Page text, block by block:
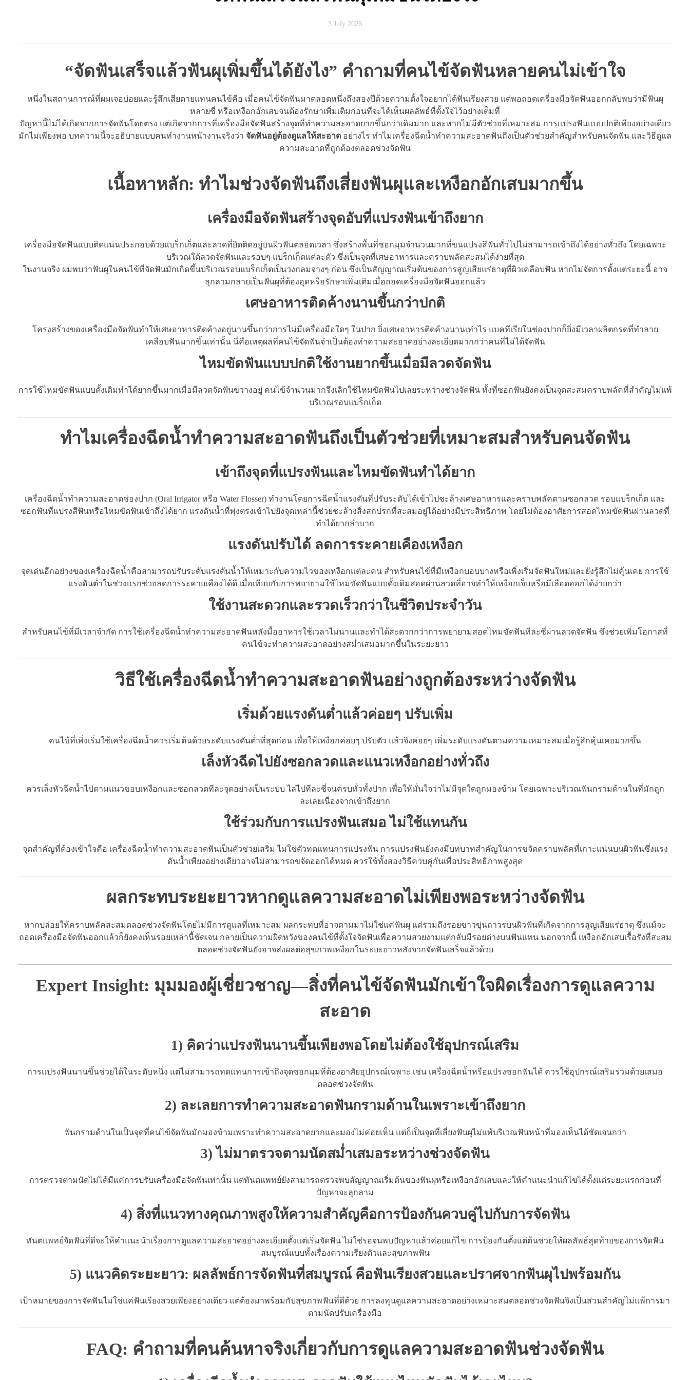
3 July 2026
“จัดฟันเสร็จแล้วฟันผุเพิ่มขึ้นได้ยังไง” คำถามที่คนไข้จัดฟันหลายคนไม่เข้าใจ
หนึ่งในสถานการณ์ที่ผมเจอบ่อยและรู้สึกเสียดายแทนคนไข้คือ เมื่อคนไข้จัดฟันมาตลอดหนึ่งถึงสองปีด้วยความตั้งใจอยากได้ฟันเรียงสวย แต่พอถอดเครื่องมือจัดฟันออกกลับพบว่ามีฟันผุ
หลายซี่ หรือเหงือกอักเสบจนต้องรักษาเพิ่มเติมก่อนที่จะได้เห็นผลลัพธ์ที่ตั้งใจไว้อย่างเต็มที่
ปัญหานี้ไม่ได้เกิดจากการจัดฟันโดยตรง แต่เกิดจากการที่เครื่องมือจัดฟันสร้างจุดที่ทำความสะอาดยากขึ้นกว่าเดิมมาก และหากไม่มีตัวช่วยที่เหมาะสม การแปรงฟันแบบปกติเพียงอย่างเดียว
มักไม่เพียงพอ บทความนี้จะอธิบายแบบคนทำงานหน้างานจริงว่า จัดฟันอยู่ต้องดูแลให้สะอาด อย่างไร ทำไมเครื่องฉีดน้ำทำความสะอาดฟันถึงเป็นตัวช่วยสำคัญสำหรับคนจัดฟัน และวิธีดูแล
ความสะอาดที่ถูกต้องตลอดช่วงจัดฟัน
เนื้อหาหลัก: ทำไมช่วงจัดฟันถึงเสี่ยงฟันผุและเหงือกอักเสบมากขึ้น
เครื่องมือจัดฟันสร้างจุดอับที่แปรงฟันเข้าถึงยาก
เครื่องมือจัดฟันแบบติดแน่นประกอบด้วยแบร็กเก็ตและลวดที่ยึดติดอยู่บนผิวฟันตลอดเวลา ซึ่งสร้างพื้นที่ซอกมุมจำนวนมากที่ขนแปรงสีฟันทั่วไปไม่สามารถเข้าถึงได้อย่างทั่วถึง โดยเฉพาะ
บริเวณใต้ลวดจัดฟันและรอบๆ แบร็กเก็ตแต่ละตัว ซึ่งเป็นจุดที่เศษอาหารและคราบพลัคสะสมได้ง่ายที่สุด
ในงานจริง ผมพบว่าฟันผุในคนไข้ที่จัดฟันมักเกิดขึ้นบริเวณรอบแบร็กเก็ตเป็นวงกลมจางๆ ก่อน ซึ่งเป็นสัญญาณเริ่มต้นของการสูญเสียแร่ธาตุที่ผิวเคลือบฟัน หากไม่จัดการตั้งแต่ระยะนี้ อาจ
ลุกลามกลายเป็นฟันผุที่ต้องอุดหรือรักษาเพิ่มเติมเมื่อถอดเครื่องมือจัดฟันออกแล้ว
เศษอาหารติดค้างนานขึ้นกว่าปกติ
โครงสร้างของเครื่องมือจัดฟันทำให้เศษอาหารติดค้างอยู่นานขึ้นกว่าการไม่มีเครื่องมือใดๆ ในปาก ยิ่งเศษอาหารติดค้างนานเท่าไร แบคทีเรียในช่องปากก็ยิ่งมีเวลาผลิตกรดที่ทำลาย
เคลือบฟันมากขึ้นเท่านั้น นี่คือเหตุผลที่คนไข้จัดฟันจำเป็นต้องทำความสะอาดอย่างละเอียดมากกว่าคนที่ไม่ได้จัดฟัน
ไหมขัดฟันแบบปกติใช้งานยากขึ้นเมื่อมีลวดจัดฟัน
การใช้ไหมขัดฟันแบบดั้งเดิมทำได้ยากขึ้นมากเมื่อมีลวดจัดฟันขวางอยู่ คนไข้จำนวนมากจึงเลิกใช้ไหมขัดฟันไปเลยระหว่างช่วงจัดฟัน ทั้งที่ซอกฟันยังคงเป็นจุดสะสมคราบพลัคที่สำคัญไม่แพ้
บริเวณรอบแบร็กเก็ต
ทำไมเครื่องฉีดน้ำทำความสะอาดฟันถึงเป็นตัวช่วยที่เหมาะสมสำหรับคนจัดฟัน
เข้าถึงจุดที่แปรงฟันและไหมขัดฟันทำได้ยาก
เครื่องฉีดน้ำทำความสะอาดช่องปาก (Oral Irrigator หรือ Water Flosser) ทำงานโดยการฉีดน้ำแรงดันที่ปรับระดับได้เข้าไปชะล้างเศษอาหารและคราบพลัคตามซอกลวด รอบแบร็กเก็ต และ
ซอกฟันที่แปรงสีฟันหรือไหมขัดฟันเข้าถึงได้ยาก แรงดันน้ำที่พุ่งตรงเข้าไปยังจุดเหล่านี้ช่วยชะล้างสิ่งสกปรกที่สะสมอยู่ได้อย่างมีประสิทธิภาพ โดยไม่ต้องอาศัยการสอดไหมขัดฟันผ่านลวดที่
ทำได้ยากลำบาก
แรงดันปรับได้ ลดการระคายเคืองเหงือก
จุดเด่นอีกอย่างของเครื่องฉีดน้ำคือสามารถปรับระดับแรงดันน้ำให้เหมาะกับความไวของเหงือกแต่ละคน สำหรับคนไข้ที่มีเหงือกบอบบางหรือเพิ่งเริ่มจัดฟันใหม่และยังรู้สึกไม่คุ้นเคย การใช้
แรงดันต่ำในช่วงแรกช่วยลดการระคายเคืองได้ดี เมื่อเทียบกับการพยายามใช้ไหมขัดฟันแบบดั้งเดิมสอดผ่านลวดที่อาจทำให้เหงือกเจ็บหรือมีเลือดออกได้ง่ายกว่า
ใช้งานสะดวกและรวดเร็วกว่าในชีวิตประจำวัน
สำหรับคนไข้ที่มีเวลาจำกัด การใช้เครื่องฉีดน้ำทำความสะอาดฟันหลังมื้ออาหารใช้เวลาไม่นานและทำได้สะดวกกว่าการพยายามสอดไหมขัดฟันทีละซี่ผ่านลวดจัดฟัน ซึ่งช่วยเพิ่มโอกาสที่
คนไข้จะทำความสะอาดอย่างสม่ำเสมอมากขึ้นในระยะยาว
วิธีใช้เครื่องฉีดน้ำทำความสะอาดฟันอย่างถูกต้องระหว่างจัดฟัน
เริ่มด้วยแรงดันต่ำแล้วค่อยๆ ปรับเพิ่ม
คนไข้ที่เพิ่งเริ่มใช้เครื่องฉีดน้ำควรเริ่มต้นด้วยระดับแรงดันต่ำที่สุดก่อน เพื่อให้เหงือกค่อยๆ ปรับตัว แล้วจึงค่อยๆ เพิ่มระดับแรงดันตามความเหมาะสมเมื่อรู้สึกคุ้นเคยมากขึ้น
เล็งหัวฉีดไปยังซอกลวดและแนวเหงือกอย่างทั่วถึง
ควรเล็งหัวฉีดน้ำไปตามแนวขอบเหงือกและซอกลวดทีละจุดอย่างเป็นระบบ ไล่ไปทีละซี่จนครบทั่วทั้งปาก เพื่อให้มั่นใจว่าไม่มีจุดใดถูกมองข้าม โดยเฉพาะบริเวณฟันกรามด้านในที่มักถูก
ละเลยเนื่องจากเข้าถึงยาก
ใช้ร่วมกับการแปรงฟันเสมอ ไม่ใช้แทนกัน
จุดสำคัญที่ต้องเข้าใจคือ เครื่องฉีดน้ำทำความสะอาดฟันเป็นตัวช่วยเสริม ไม่ใช่ตัวทดแทนการแปรงฟัน การแปรงฟันยังคงมีบทบาทสำคัญในการขจัดคราบพลัคที่เกาะแน่นบนผิวฟันซึ่งแรง
ดันน้ำเพียงอย่างเดียวอาจไม่สามารถขจัดออกได้หมด ควรใช้ทั้งสองวิธีควบคู่กันเพื่อประสิทธิภาพสูงสุด
ผลกระทบระยะยาวหากดูแลความสะอาดไม่เพียงพอระหว่างจัดฟัน
หากปล่อยให้คราบพลัคสะสมตลอดช่วงจัดฟันโดยไม่มีการดูแลที่เหมาะสม ผลกระทบที่อาจตามมาไม่ใช่แค่ฟันผุ แต่รวมถึงรอยขาวขุ่นถาวรบนผิวฟันที่เกิดจากการสูญเสียแร่ธาตุ ซึ่งแม้จะ
ถอดเครื่องมือจัดฟันออกแล้วก็ยังคงเห็นรอยเหล่านี้ชัดเจน กลายเป็นความผิดหวังของคนไข้ที่ตั้งใจจัดฟันเพื่อความสวยงามแต่กลับมีรอยด่างบนฟันแทน นอกจากนี้ เหงือกอักเสบเรื้อรังที่สะสม
ตลอดช่วงจัดฟันยังอาจส่งผลต่อสุขภาพเหงือกในระยะยาวหลังจากจัดฟันเสร็จแล้วด้วย
Expert Insight: มุมมองผู้เชี่ยวชาญ—สิ่งที่คนไข้จัดฟันมักเข้าใจผิดเรื่องการดูแลความ
สะอาด
1) คิดว่าแปรงฟันนานขึ้นเพียงพอโดยไม่ต้องใช้อุปกรณ์เสริม
การแปรงฟันนานขึ้นช่วยได้ในระดับหนึ่ง แต่ไม่สามารถทดแทนการเข้าถึงจุดซอกมุมที่ต้องอาศัยอุปกรณ์เฉพาะ เช่น เครื่องฉีดน้ำหรือแปรงซอกฟันได้ ควรใช้อุปกรณ์เสริมร่วมด้วยเสมอ
ตลอดช่วงจัดฟัน
2) ละเลยการทำความสะอาดฟันกรามด้านในเพราะเข้าถึงยาก
ฟันกรามด้านในเป็นจุดที่คนไข้จัดฟันมักมองข้ามเพราะทำความสะอาดยากและมองไม่ค่อยเห็น แต่ก็เป็นจุดที่เสี่ยงฟันผุไม่แพ้บริเวณฟันหน้าที่มองเห็นได้ชัดเจนกว่า
3) ไม่มาตรวจตามนัดสม่ำเสมอระหว่างช่วงจัดฟัน
การตรวจตามนัดไม่ได้มีแค่การปรับเครื่องมือจัดฟันเท่านั้น แต่ทันตแพทย์ยังสามารถตรวจพบสัญญาณเริ่มต้นของฟันผุหรือเหงือกอักเสบและให้คำแนะนำแก้ไขได้ตั้งแต่ระยะแรกก่อนที่
ปัญหาจะลุกลาม
4) สิ่งที่แนวทางคุณภาพสูงให้ความสำคัญคือการป้องกันควบคู่ไปกับการจัดฟัน
ทันตแพทย์จัดฟันที่ดีจะให้คำแนะนำเรื่องการดูแลความสะอาดอย่างละเอียดตั้งแต่เริ่มจัดฟัน ไม่ใช่รอจนพบปัญหาแล้วค่อยแก้ไข การป้องกันตั้งแต่ต้นช่วยให้ผลลัพธ์สุดท้ายของการจัดฟัน
สมบูรณ์แบบทั้งเรื่องความเรียงตัวและสุขภาพฟัน
5) แนวคิดระยะยาว: ผลลัพธ์การจัดฟันที่สมบูรณ์ คือฟันเรียงสวยและปราศจากฟันผุไปพร้อมกัน
เป้าหมายของการจัดฟันไม่ใช่แค่ฟันเรียงสวยเพียงอย่างเดียว แต่ต้องมาพร้อมกับสุขภาพฟันที่ดีด้วย การลงทุนดูแลความสะอาดอย่างเหมาะสมตลอดช่วงจัดฟันจึงเป็นส่วนสำคัญไม่แพ้การมา
ตามนัดปรับเครื่องมือ
FAQ: คำถามที่คนค้นหาจริงเกี่ยวกับการดูแลความสะอาดฟันช่วงจัดฟัน